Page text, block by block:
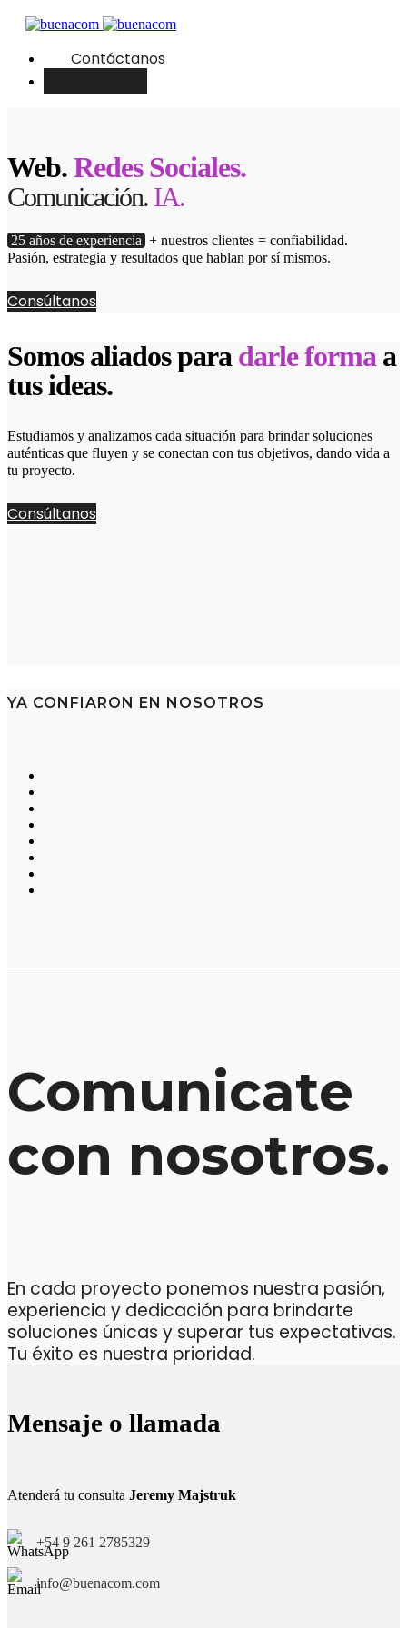
Contáctanos
Web.Redes Sociales.
Comunicación. IA.
25 años de experiencia + nuestros clientes = confiabilidad.
Pasión, estrategia y resultados que hablan por sí mismos.
Consúltanos
Somos aliados para darle forma a
tus ideas.
Estudiamos y analizamos cada situación para brindar soluciones
auténticas que fluyen y se conectan con tus objetivos, dando vida a
tu proyecto.
Consúltanos
YA CONFIARON EN NOSOTROS
Comunicate
con nosotros.
En cada proyecto ponemos nuestra pasión,
experiencia y dedicación para brindarte
soluciones únicas y superar tus expectativas.
Tu éxito es nuestra prioridad.
Mensaje o llamada
Atenderá tu consulta Jeremy Majstruk
+54 9 261 2785329
info@buenacom.com